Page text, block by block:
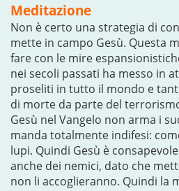
Meditazione
Non è certo una strategia di
mette in campo Gesù. Questa
fare con le mire
nei secoli passati ha messo in
proseliti in tutto il mondo e
di morte da parte del
Gesù nel Vangelo non arma i
manda totalmente indifesi:
lupi. Quindi Gesù è
anche dei nemici, dato che
non li accoglieranno. Quindi la